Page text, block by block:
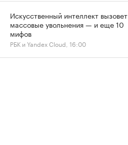
Искусственный интеллект вызовет
массовые увольнения — и еще 10
мифов
РБК и Yandex Cloud, 16:00